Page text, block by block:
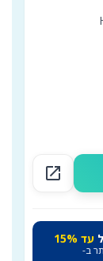
open_in_new
עד 15%
ב-